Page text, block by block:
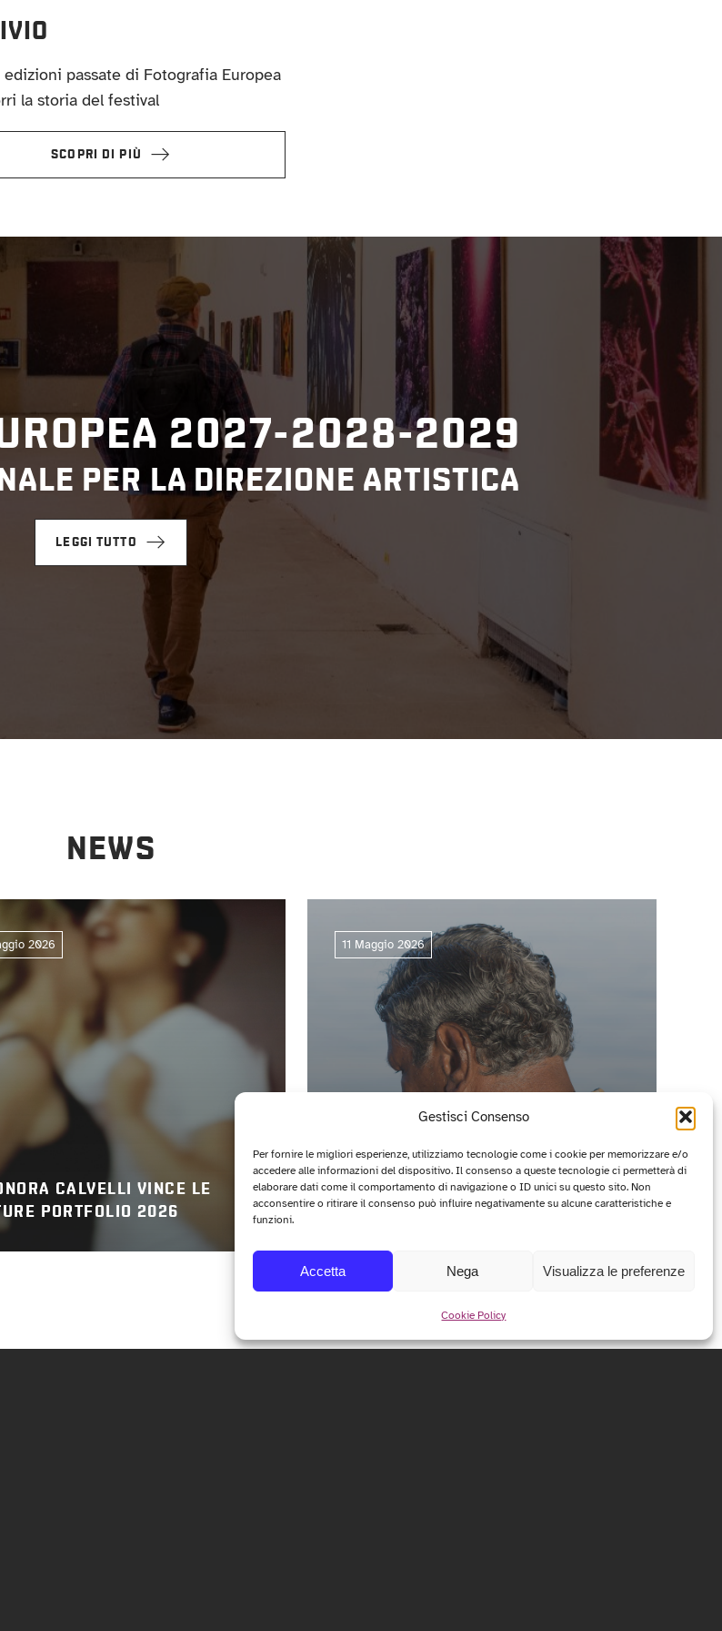
Gestisci Consenso
Per fornire le migliori esperienze, utilizziamo tecnologie come i cookie per memorizzare e/o
accedere alle informazioni del dispositivo. Il consenso a queste tecnologie ci permetterà di
elaborare dati come il comportamento di navigazione o ID unici su questo sito. Non
acconsentire o ritirare il consenso può influire negativamente su alcune caratteristiche e
funzioni.
Accetta Nega Visualizza le preferenze
Cookie Policy
passate di Fotografia Europea
la storia del festival
SCOPRI DI PIÙ
2027-2028-2029
PER LA DIREZIONE ARTISTICA
LEGGI TUTTO
NEWS
2026
CALVELLI VINCE LE
PORTFOLIO 2026
11 Maggio 2026
CIRCUITO OFF 2026: I PROGETTI
VINCITORI